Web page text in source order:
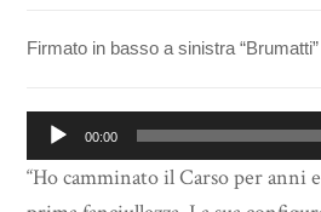
Firmato in basso a sinistra
Audio
Player
00:00
“Ho camminato il Carso per anni